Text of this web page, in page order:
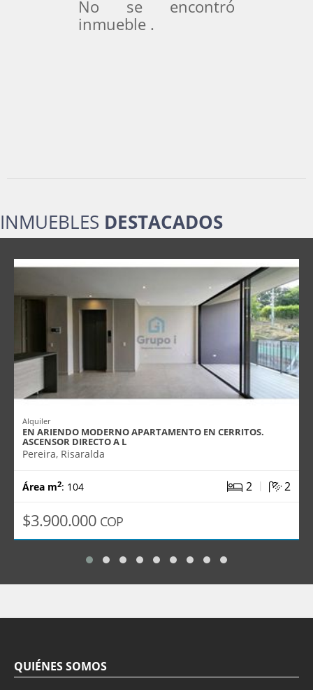
No se encontró
inmueble .
INMUEBLES DESTACADOS
Alquiler
EN ARIENDO MODERNO APARTAMENTO EN CERRITOS.
ASCENSOR DIRECTO A L
Pereira, Risaralda
Área m2: 104 2 | 2
$3.900.000 COP
QUIÉNES SOMOS